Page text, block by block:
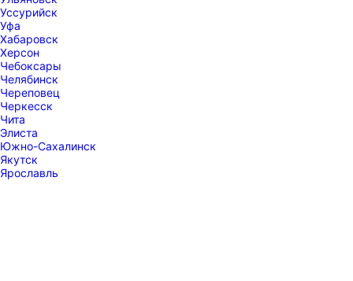
Уссурийск
Уфа
Хабаровск
Херсон
Чебоксары
Челябинск
Череповец
Черкесск
Чита
Элиста
Южно-Сахалинск
Якутск
Ярославль